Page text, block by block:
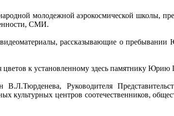
молодежной аэрокосмической школы,
СМИ.
рассказывающие о
цветов к установленному здесь памятнику Юрию
Руководителя
культурных центров соотечественников,